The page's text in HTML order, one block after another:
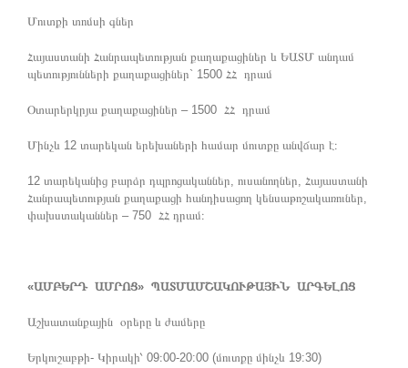
Մուտքի տոմսի գներ
Հայաստանի Հանրապետության քաղաքացիներ և ԵԱՏՄ անդամ
պետությունների քաղաքացիներ` 1500 ՀՀ դրամ
Օտարերկրյա քաղաքացիներ – 1500 ՀՀ դրամ
Մինչև 12 տարեկան երեխաների համար մուտքը անվճար է։
12 տարեկանից բարձր դպրոցականներ, ուսանողներ, Հայաստանի
Հանրապետության քաղաքացի հանդիսացող կենսաթոշակառուներ,
փախստականներ – 750 ՀՀ դրամ։
«ԱՄԲԵՐԴ ԱՄՐՈՑ» ՊԱՏՄԱՄՇԱԿՈՒԹԱՅԻՆ ԱՐԳԵԼՈՑ
Աշխատանքային օրերը և ժամերը
Երկուշաբթի- Կիրակի՝ 09։00-20:00 (մուտքը մինչև 19:30)